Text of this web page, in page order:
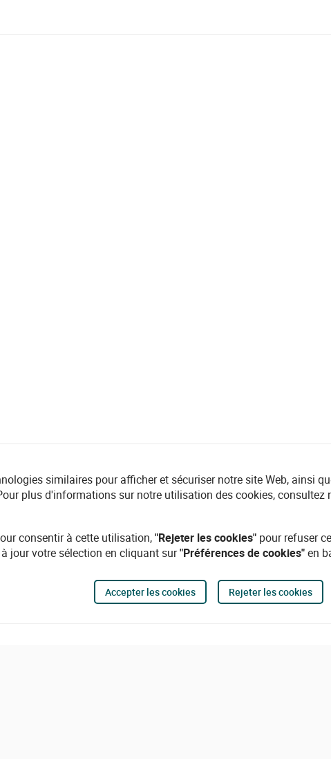
similaires pour afficher et sécuriser notre site Web, ainsi
plus d'informations sur notre utilisation des cookies, consultez
consentir à cette utilisation,"Rejeter les cookies" pour refuser
jour votre sélection en cliquant sur"Préférences de cookies"en
Accepter les cookies Rejeter les cookies